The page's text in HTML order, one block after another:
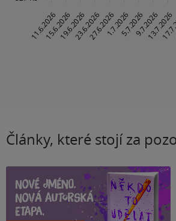
Články, které stojí za